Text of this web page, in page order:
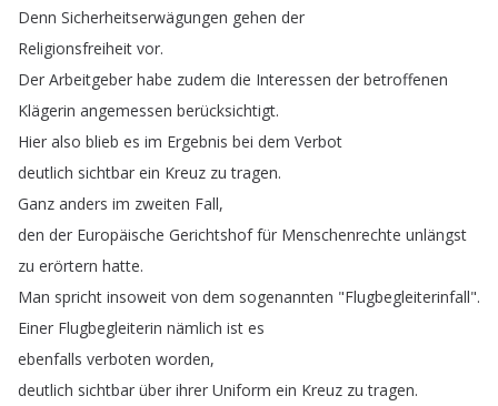
Denn Sicherheitserwägungen gehen der
Religionsfreiheit vor.
Der Arbeitgeber habe zudem die Interessen der betroffenen
Klägerin angemessen berücksichtigt.
Hier also blieb es im Ergebnis bei dem Verbot
deutlich sichtbar ein Kreuz zu tragen.
Ganz anders im zweiten Fall,
den der Europäische Gerichtshof für Menschenrechte unlängst
zu erörtern hatte.
Man spricht insoweit von dem sogenannten "Flugbegleiterinfall".
Einer Flugbegleiterin nämlich ist es
ebenfalls verboten worden,
deutlich sichtbar über ihrer Uniform ein Kreuz zu tragen.